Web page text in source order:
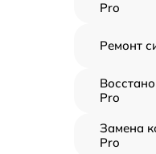
Pro
Ремонт
Pro
Замена
Pro